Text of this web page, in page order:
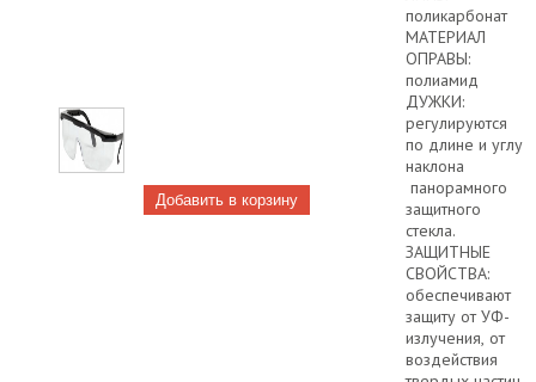
поликарбонат
МАТЕРИАЛ
ОПРАВЫ:
полиамид
ДУЖКИ:
регулируются
по длине и углу
наклона
панорамного
защитного
стекла.
ЗАЩИТНЫЕ
СВОЙСТВА:
обеспечивают
защиту от УФ-
излучения, от
воздействия